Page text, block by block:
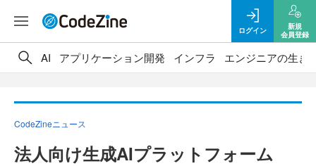
ログイン
新規
会員登録
AI アプリケーション開発 インフラ エンジニアの生き
CodeZineニュース
法人向け生成AIプラットフォーム